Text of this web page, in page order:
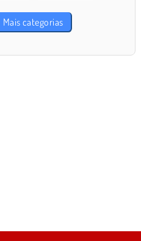
Mais categorias